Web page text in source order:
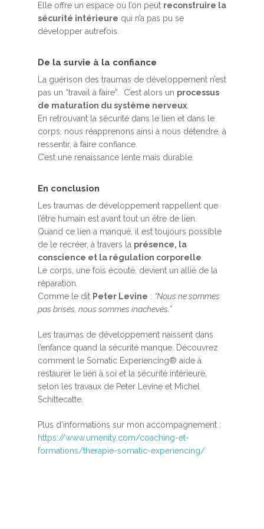
Elle offre un espace où l’on peut reconstruire la
sécurité intérieure qui n’a pas pu se
développer autrefois.
De la survie à la confiance
La guérison des traumas de développement n’est
pas un “travail à faire”. C’est alors un processus
de maturation du système nerveux
En retrouvant la sécurité dans le lien et dans le
corps, nous réapprenons ainsi à nous détendre, à
ressentir, à faire confiance.
C’est une renaissance lente mais durable.
En conclusion
Les traumas de développement rappellent que
l’être humain est avant tout un être de lien.
Quand ce lien a manqué, il est toujours possible
de le recréer, à travers la présence, la
conscience et la régulation corporelle
Le corps, une fois écouté, devient un allié de la
réparation.
Comme le dit Peter Levine : “Nous ne sommes
pas brisés, nous sommes inachevés.”
Les traumas de développement naissent dans
l’enfance quand la sécurité manque. Découvrez
comment le Somatic Experiencing® aide à
restaurer le lien à soi et la sécurité intérieure
selon les travaux de Peter Levine et Michel
Schittecatte.
Plus d’informations sur mon accompagnement :
https://www.umenity.com/coaching-et-
formations/therapie-somatic-experiencing/
Accueil
Méditation
MBSR
Thérapie :
Somatic